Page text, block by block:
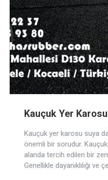
Kauçuk Yer Karosu
Kauçuk yer karosu suya
önemli bir sorudur.
alanda tercih edilen bir
Genellikle dayanıklılığı ve